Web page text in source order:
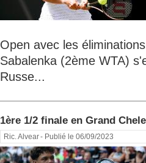
Open avec les
Sabalenka (2ème WTA)
Russe...
1ère 1/2 finale en Grand
Ric. Alvear- Publié le 06/09/2023